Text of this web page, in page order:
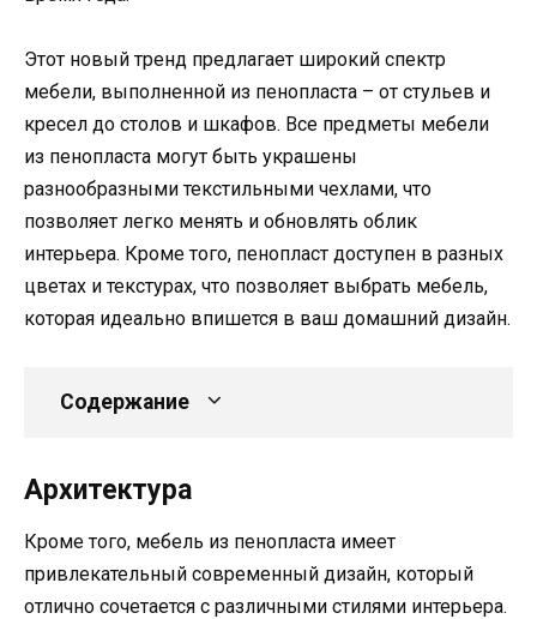
Этот новый тренд предлагает широкий спектр
мебели, выполненной из пенопласта – от стульев и
кресел до столов и шкафов. Все предметы мебели
из пенопласта могут быть украшены
разнообразными текстильными чехлами, что
позволяет легко менять и обновлять облик
интерьера. Кроме того, пенопласт доступен в разных
цветах и текстурах, что позволяет выбрать мебель,
которая идеально впишется в ваш домашний дизайн.
Содержание
Архитектура
Кроме того, мебель из пенопласта имеет
привлекательный современный дизайн, который
отлично сочетается с различными стилями интерьера.